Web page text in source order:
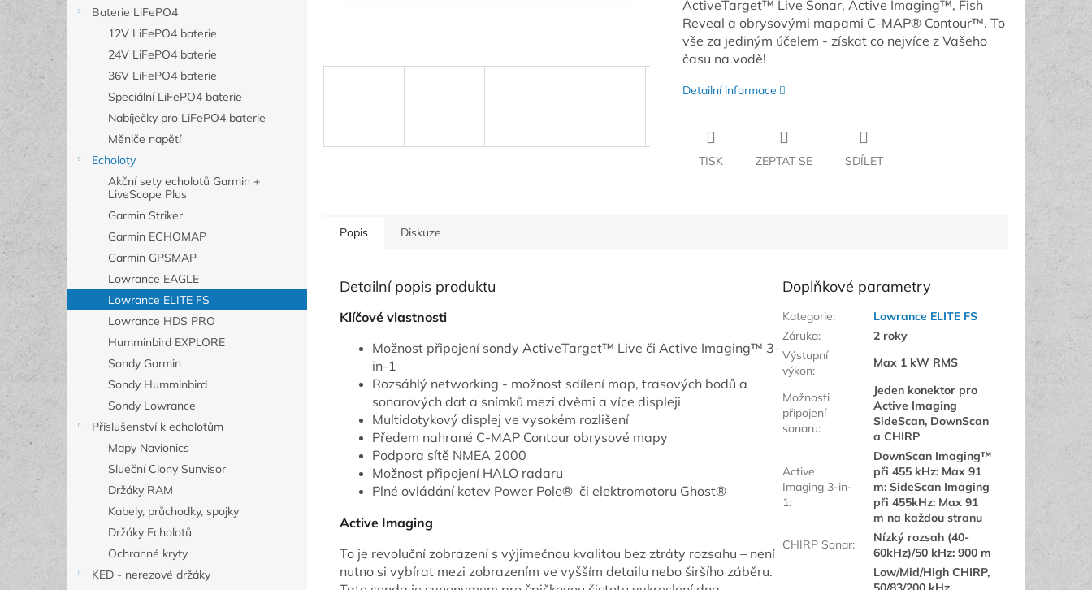
Baterie LiFePO4
12V LiFePO4 baterie
24V LiFePO4 baterie
36V LiFePO4 baterie
Speciální LiFePO4 baterie
Nabíječky pro LiFePO4 baterie
Měniče napětí
Echoloty
Akční sety echolotů Garmin +
LiveScope Plus
Garmin Striker
Garmin ECHOMAP
Garmin GPSMAP
Lowrance EAGLE
Lowrance ELITE FS
Lowrance HDS PRO
Humminbird EXPLORE
Sondy Garmin
Sondy Humminbird
Sondy Lowrance
Příslušenství k echolotům
Mapy Navionics
Slueční Clony Sunvisor
Držáky RAM
Kabely, průchodky, spojky
Držáky Echolotů
Ochranné kryty
KED - nerezové držáky
ActiveTarget™ Live Sonar, Active Imaging™, Fish
Reveal a obrysovými mapami C-MAP® Contour™. To
vše za jediným účelem - získat co nejvíce z Vašeho
času na vodě!
Detailní informace
TISK ZEPTAT SE SDÍLET
Popis Diskuze
Detailní popis produktu
Klíčové vlastnosti
Možnost připojení sondy ActiveTarget™ Live či Active Imaging™ 3-
in-1
Rozsáhlý networking - možnost sdílení map, trasových bodů a
sonarových dat a snímků mezi dvěmi a více displeji
Multidotykový displej ve vysokém rozlišení
Předem nahrané C-MAP Contour obrysové mapy
Podpora sítě NMEA 2000
Možnost připojení HALO radaru
Plné ovládání kotev Power Pole® či elektromotoru Ghost®
Active Imaging
To je revoluční zobrazení s výjimečnou kvalitou bez ztráty rozsahu – není
nutno si vybírat mezi zobrazením ve vyšším detailu nebo širšího záběru.
Doplňkové parametry
Kategorie:
Lowrance ELITE FS
Záruka:
2 roky
Výstupní
výkon:
Max 1 kW RMS
Možnosti
připojení
sonaru:
Jeden konektor pro
Active Imaging
SideScan, DownScan
a CHIRP
Active
Imaging 3-in-
1:
DownScan Imaging™
při 455 kHz: Max 91
m: SideScan Imaging
při 455kHz: Max 91
m na každou stranu
CHIRP Sonar:
Nízký rozsah (40-
60kHz)/50 kHz: 900 m
Low/Mid/High CHIRP,